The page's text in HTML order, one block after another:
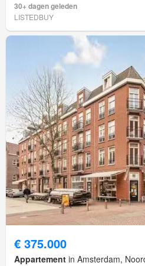
30+ dagen geleden
LISTEDBUY
€ 375.000
Appartement in Amsterdam,